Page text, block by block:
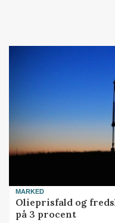
MARKED
Olieprisfald og
på 3 procent